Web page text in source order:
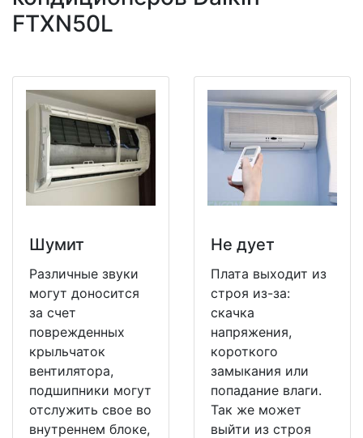
FTXN50L
Шумит
Различные звуки
могут доносится
за счет
поврежденных
крыльчаток
вентилятора,
подшипники могут
отслужить свое во
внутреннем блоке,
Не дует
Плата выходит из
строя из-за:
скачка
напряжения,
короткого
замыкания или
попадание влаги.
Так же может
выйти из строя